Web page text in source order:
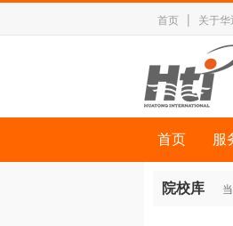
首页 | 关于华
首页 服
院校库